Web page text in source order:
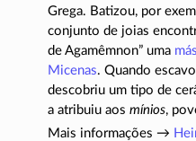
Grega. Batizou, por
conjunto de joias
de Agamêmnon” uma
Micenas. Quando
descobriu um tipo de
a atribuiu aos mínios,
Mais informações →